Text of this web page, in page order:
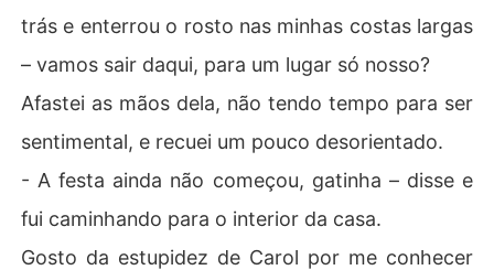
trás e enterrou o rosto nas minhas costas largas
– vamos sair daqui, para um lugar só nosso?
Afastei as mãos dela, não tendo tempo para ser
sentimental, e recuei um pouco desorientado.
- A festa ainda não começou, gatinha – disse e
fui caminhando para o interior da casa.
Gosto da estupidez de Carol por me conhecer